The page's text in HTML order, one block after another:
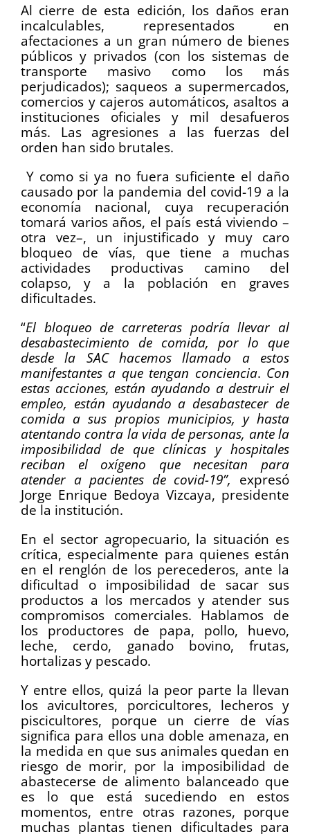
Al cierre de esta edición, los daños eran
incalculables, representados en
afectaciones a un gran número de bienes
públicos y privados (con los sistemas de
transporte masivo como los más
perjudicados); saqueos a supermercados,
comercios y cajeros automáticos, asaltos a
instituciones oficiales y mil desafueros
más. Las agresiones a las fuerzas del
orden han sido brutales.
Y como si ya no fuera suficiente el daño
causado por la pandemia del covid-19 a la
economía nacional, cuya recuperación
tomará varios años, el país está viviendo –
otra vez–, un injustificado y muy caro
bloqueo de vías, que tiene a muchas
actividades productivas camino del
colapso, y a la población en graves
dificultades.
“El bloqueo de carreteras podría llevar al
desabastecimiento de comida, por lo que
desde la SAC hacemos llamado a estos
manifestantes a que tengan conciencia. Con
estas acciones, están ayudando a destruir el
empleo, están ayudando a desabastecer de
comida a sus propios municipios, y hasta
atentando contra la vida de personas, ante la
imposibilidad de que clínicas y hospitales
reciban el oxígeno que necesitan para
atender a pacientes de covid-19”, expresó
Jorge Enrique Bedoya Vizcaya, presidente
de la institución.
En el sector agropecuario, la situación es
crítica, especialmente para quienes están
en el renglón de los perecederos, ante la
dificultad o imposibilidad de sacar sus
productos a los mercados y atender sus
compromisos comerciales. Hablamos de
los productores de papa, pollo, huevo,
leche, cerdo, ganado bovino, frutas,
hortalizas y pescado.
Y entre ellos, quizá la peor parte la llevan
los avicultores, porcicultores, lecheros y
piscicultores, porque un cierre de vías
significa para ellos una doble amenaza, en
la medida en que sus animales quedan en
riesgo de morir, por la imposibilidad de
abastecerse de alimento balanceado que
es lo que está sucediendo en estos
momentos, entre otras razones, porque
muchas plantas tienen dificultades para